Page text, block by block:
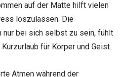
auf der Matte hilft vielen
loszulassen. Die
nur bei sich selbst zu sein, fühlt
für Körper und Geist.
Atmen während der